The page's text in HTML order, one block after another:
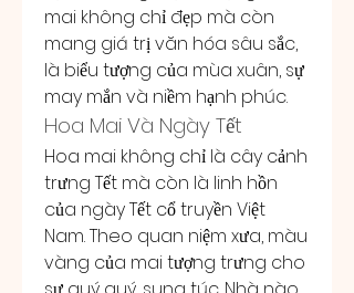
mai không chỉ đẹp mà còn
mang giá trị văn hóa sâu sắc,
là biểu tượng của mùa xuân, sự
may mắn và niềm hạnh phúc.
Hoa Mai Và Ngày Tết
Hoa mai không chỉ là cây cảnh
trưng Tết mà còn là linh hồn
của ngày Tết cổ truyền Việt
Nam. Theo quan niệm xưa, màu
vàng của mai tượng trưng cho